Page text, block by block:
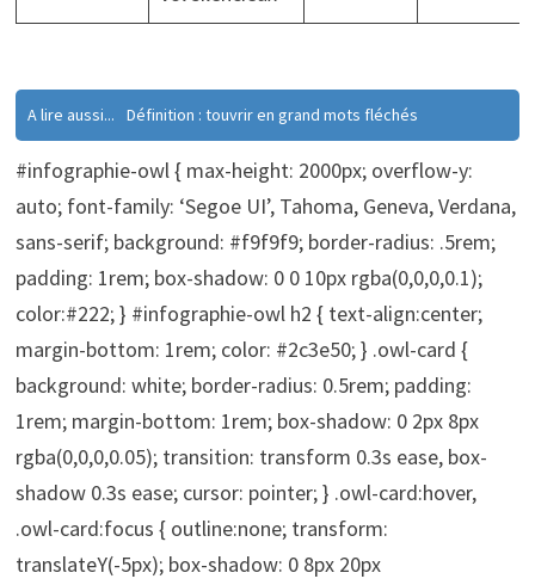
A lire aussi... Définition : touvrir en grand mots fléchés
#infographie-owl { max-height: 2000px; overflow-y:
auto; font-family: ‘Segoe UI’, Tahoma, Geneva, Verdana,
sans-serif; background: #f9f9f9; border-radius: .5rem;
padding: 1rem; box-shadow: 0 0 10px rgba(0,0,0,0.1);
color:#222; } #infographie-owl h2 { text-align:center;
margin-bottom: 1rem; color: #2c3e50; } .owl-card {
background: white; border-radius: 0.5rem; padding:
1rem; margin-bottom: 1rem; box-shadow: 0 2px 8px
rgba(0,0,0,0.05); transition: transform 0.3s ease, box-
shadow 0.3s ease; cursor: pointer; } .owl-card:hover,
.owl-card:focus { outline:none; transform:
translateY(-5px); box-shadow: 0 8px 20px